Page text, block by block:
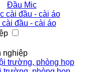
Đầu Mic
cài đầu - cài áo
nghiệp